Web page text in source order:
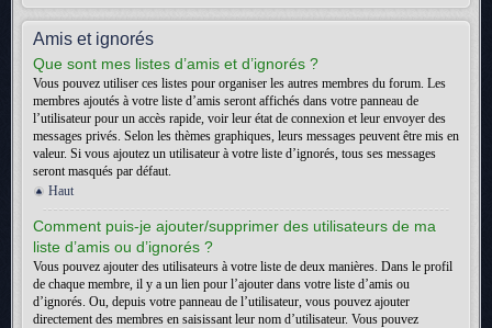
Amis et ignorés
Que sont mes listes d’amis et d’ignorés ?
Vous pouvez utiliser ces listes pour organiser les autres membres du forum. Les
membres ajoutés à votre liste d’amis seront affichés dans votre panneau de
l’utilisateur pour un accès rapide, voir leur état de connexion et leur envoyer des
messages privés. Selon les thèmes graphiques, leurs messages peuvent être mis en
valeur. Si vous ajoutez un utilisateur à votre liste d’ignorés, tous ses messages
seront masqués par défaut.
Haut
Comment puis-je ajouter/supprimer des utilisateurs de ma
liste d’amis ou d’ignorés ?
Vous pouvez ajouter des utilisateurs à votre liste de deux manières. Dans le profil
de chaque membre, il y a un lien pour l’ajouter dans votre liste d’amis ou
d’ignorés. Ou, depuis votre panneau de l’utilisateur, vous pouvez ajouter
directement des membres en saisissant leur nom d’utilisateur. Vous pouvez